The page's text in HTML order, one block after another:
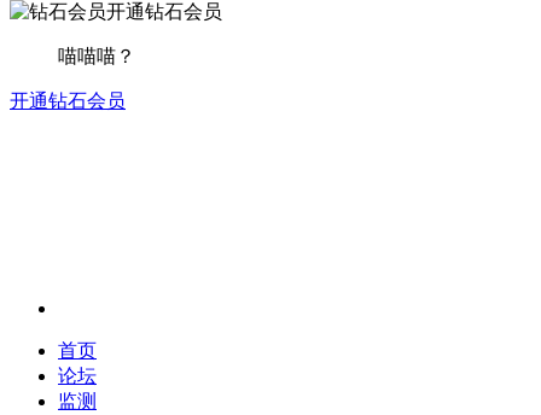
开通钻石会员
喵喵喵？
开通钻石会员
首页
论坛
监测